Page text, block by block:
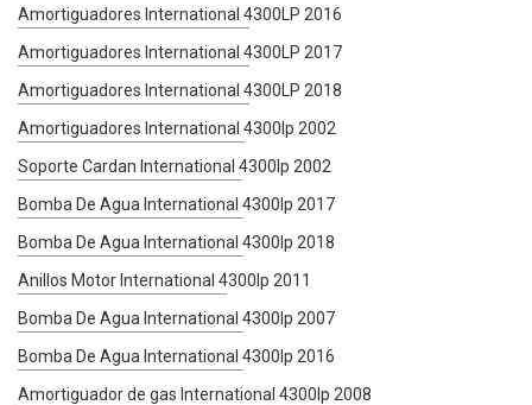
Amortiguadores International 4300LP 2016
Amortiguadores International 4300LP 2017
Amortiguadores International 4300LP 2018
Amortiguadores International 4300lp 2002
Soporte Cardan International 4300lp 2002
Bomba De Agua International 4300lp 2017
Bomba De Agua International 4300lp 2018
Anillos Motor International 4300lp 2011
Bomba De Agua International 4300lp 2007
Bomba De Agua International 4300lp 2016
Amortiguador de gas International 4300lp 2008